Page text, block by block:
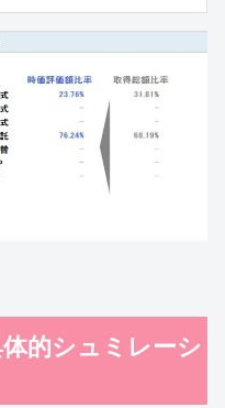
的シュミレーシ